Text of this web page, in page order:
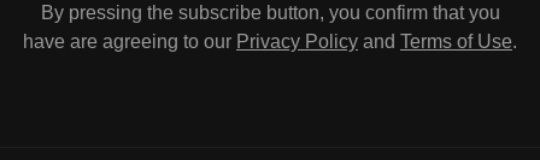
By pressing the subscribe button, you confirm that you
have are agreeing to our Privacy Policy and Terms of Use.